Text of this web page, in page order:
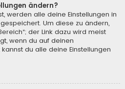
ändern?
werden alle deine Einstellungen in
Um diese zu ändern,
der Link dazu wird meist
wenn du auf deinen
du alle deine Einstellungen